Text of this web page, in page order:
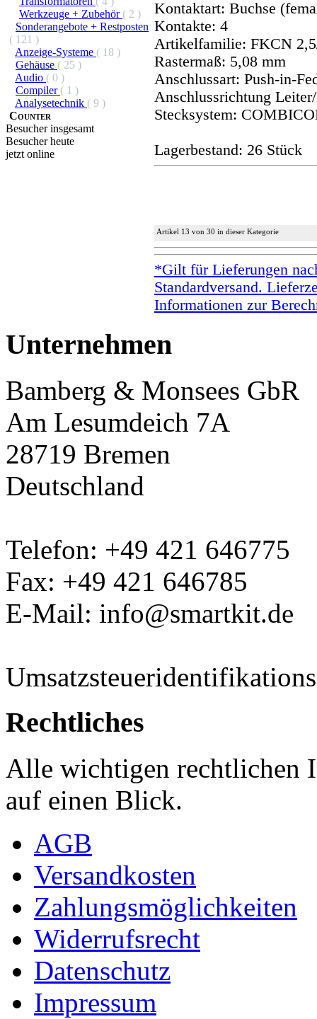
Werkzeuge + Zubehör ( 2 )
Sonderangebote + Restposten
( 121 )
Anzeige-Systeme ( 18 )
Gehäuse ( 25 )
Audio ( 0 )
Compiler ( 1 )
Analysetechnik ( 9 )
Counter
Besucher insgesamt
Besucher heute
jetzt online
Kontaktart: Buchse
Kontakte: 4
Artikelfamilie: FKCN
Rastermaß: 5,08 mm
Anschlussart: Push-in-
Anschlussrichtung
Stecksystem:
Lagerbestand: 26 Stück
Artikel 13 von 30 in dieser Kategorie
*Gilt für Lieferungen
Standardversand.
Informationen zur
Unternehmen
Bamberg & Monsees GbR
Am Lesumdeich 7A
28719 Bremen
Deutschland
Telefon: +49 421 646775
Fax: +49 421 646785
E-Mail: info@smartkit.de
Rechtliches
Alle wichtigen rechtlichen
auf einen Blick.
AGB
Versandkosten
Zahlungsmöglichkeiten
Widerrufsrecht
Datenschutz
Impressum